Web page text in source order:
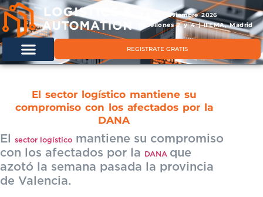
11 & 12 noviembre 2026
Pabellones 2 y 4 | IFEMA, Madrid
REGISTRATE GRATIS
El sector logístico mantiene su
compromiso con los afectados por la
DANA
El sector logístico mantiene su compromiso
con los afectados por la DANA que
azotó la semana pasada la provincia
de Valencia.